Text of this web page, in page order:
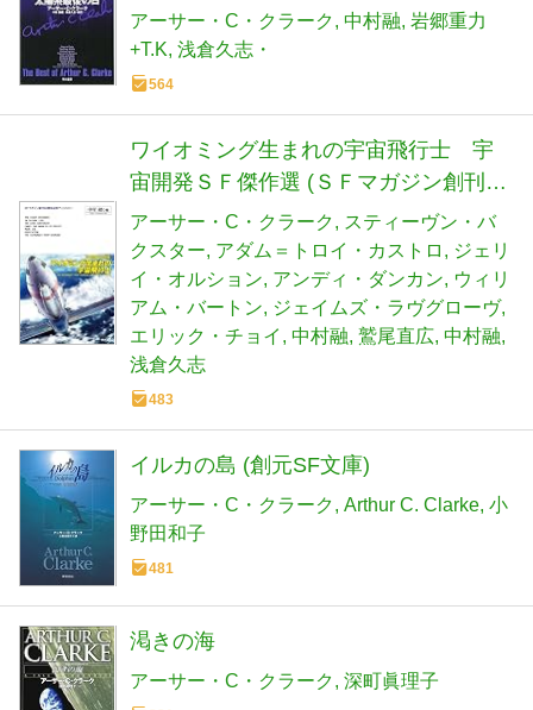
SF ク 1-45 ザ・ベスト・オブ・アーサ
ー・C・クラ)
アーサー・C・クラーク 中村融 岩郷重力
+T.K 浅倉久志・
564
ワイオミング生まれの宇宙飛行士 宇
宙開発ＳＦ傑作選 (ＳＦマガジン創刊50
周年記念アンソロジー)
アーサー・C・クラーク
スティーヴン・バ
クスター アダム＝トロイ・カストロ
ジェリ
イ・オルション アンディ・ダンカン
ウィリ
アム・バートン
ジェイムズ・ラヴグローヴ
エリック・チョイ
中村融 鷲尾直広 中村融
浅倉久志
483
イルカの島 (創元SF文庫)
アーサー・C・クラーク Arthur C. Clarke 小
野田和子
481
渇きの海
アーサー・C・クラーク 深町眞理子